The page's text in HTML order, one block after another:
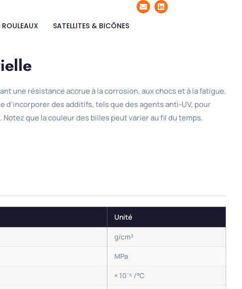
SATELLITES & BICÔNES
une résistance accrue à la corrosion, aux chocs et à la fatigue.
des additifs, tels que des agents anti-UV, pour
que la couleur des billes peut varier au fil du temps.
Unité
g/cm³
MPa
× 10⁻⁶ /°C